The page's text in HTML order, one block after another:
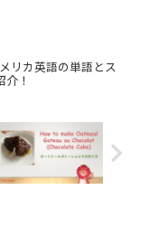
リカ英語の単語とス
！